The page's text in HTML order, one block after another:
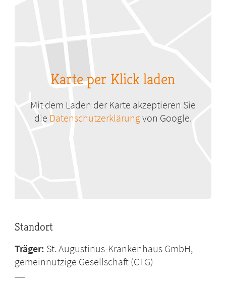
Karte per Klick laden
Mit dem Laden der Karte akzeptieren Sie
die Datenschutzerklärungvon Google.
Standort
Träger: St. Augustinus-Krankenhaus GmbH,
gemeinnützige Gesellschaft (CTG)